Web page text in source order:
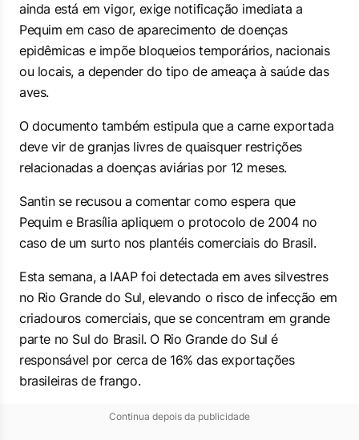
ainda está em vigor, exige notificação imediata a
Pequim em caso de aparecimento de doenças
epidêmicas e impõe bloqueios temporários, nacionais
ou locais, a depender do tipo de ameaça à saúde das
aves.
O documento também estipula que a carne exportada
deve vir de granjas livres de quaisquer restrições
relacionadas a doenças aviárias por 12 meses.
Santin se recusou a comentar como espera que
Pequim e Brasília apliquem o protocolo de 2004 no
caso de um surto nos plantéis comerciais do Brasil.
Esta semana, a IAAP foi detectada em aves silvestres
no Rio Grande do Sul, elevando o risco de infecção em
criadouros comerciais, que se concentram em grande
parte no Sul do Brasil. O Rio Grande do Sul é
responsável por cerca de 16% das exportações
brasileiras de frango.
Continua depois da publicidade